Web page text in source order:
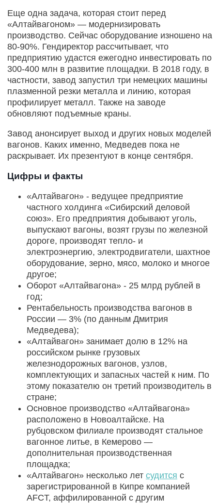
Еще одна задача, которая стоит перед
«Алтайвагоном» — модернизировать
производство. Сейчас оборудование изношено на
80-90%. Гендиректор рассчитывает, что
предприятию удастся ежегодно инвестировать по
300-400 млн в развитие площадки. В 2018 году, в
частности, завод запустил три немецких машины
плазменной резки металла и линию, которая
профилирует металл. Также на заводе
обновляют подъемные краны.
Завод анонсирует выход и других новых моделей
вагонов. Каких именно, Медведев пока не
раскрывает. Их презентуют в конце сентября.
Цифры и факты
«Алтайвагон» - ведущее предприятие
частного холдинга «Сибирский деловой
союз». Его предприятия добывают уголь,
выпускают вагоны, возят грузы по железной
дороге, производят тепло- и
электроэнергию, электродвигатели, шахтное
оборудование, зерно, мясо, молоко и многое
другое;
Оборот «Алтайвагона» - 25 млрд рублей в
год;
Рентабельность производства вагонов в
России — 3% (по данным Дмитрия
Медведева);
«Алтайвагон» занимает долю в 12% на
российском рынке грузовых
железнодорожных вагонов, узлов,
комплектующих и запасных частей к ним. По
этому показателю он третий производитель в
стране;
Основное производство «Алтайвагона»
расположено в Новоалтайске. На
рубцовском филиале производят стальное
вагонное литье, в Кемерово —
дополнительная производственная
площадка;
«Алтайвагон» несколько лет судится с
зарегистрированной в Кипре компанией
AFCT, аффилированной с другим